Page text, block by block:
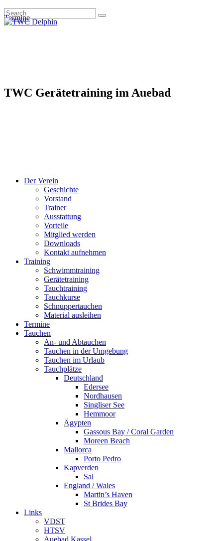
Termine
TWC Gerätetraining im Auebad
Der Verein
Geschichte
Vorstand
Trainer
Ausstattung
Vorteile
Mitglied werden
Downloads
Kontakt aufnehmen
Training
Schwimmtraining
Gerätetraining
Tauchtraining
Tauchkurse
Schnuppertauchen
Material ausleihen
Termine
Tauchen
An- und Abtauchen
Tauchen in der Umgebung
Tauchen im Urlaub
Tauchplätze
Deutschland
Edersee
Nordhausen
Singliser See
Hemmoor
Ägypten
Gassous Bay / Coral Garden
Moreen Beach
Mallorca
Porto Pedro
Kapverden
Sal
England / Wales
Martin’s Haven
St Brides Bay
Links
VDST
HTSV
Auebad Kassel